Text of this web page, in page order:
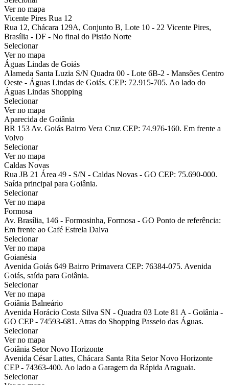
Ver no mapa
Vicente Pires Rua 12
Rua 12, Chácara 129A, Conjunto B, Lote 10 - 22 Vicente Pires,
Brasília - DF - No final do Pistão Norte
Selecionar
Ver no mapa
Águas Lindas de Goiás
Alameda Santa Luzia S/N Quadra 00 - Lote 6B-2 - Mansões Centro
Oeste - Águas Lindas de Goiás. CEP: 72.915-705. Ao lado do
Águas Lindas Shopping
Selecionar
Ver no mapa
Aparecida de Goiânia
BR 153 Av. Goiás Bairro Vera Cruz CEP: 74.976-160. Em frente a
Volvo
Selecionar
Ver no mapa
Caldas Novas
Rua JB 21 Área 49 - S/N - Caldas Novas - GO CEP: 75.690-000.
Saída principal para Goiânia.
Selecionar
Ver no mapa
Formosa
Av. Brasília, 146 - Formosinha, Formosa - GO Ponto de referência:
Em frente ao Café Estrela Dalva
Selecionar
Ver no mapa
Goianésia
Avenida Goiás 649 Bairro Primavera CEP: 76384-075. Avenida
Goiás, saída para Goiânia.
Selecionar
Ver no mapa
Goiânia Balneário
Avenida Horácio Costa Silva SN - Quadra 03 Lote 81 A - Goiânia -
GO CEP - 74593-681. Atras do Shopping Passeio das Águas.
Selecionar
Ver no mapa
Goiânia Setor Novo Horizonte
Avenida César Lattes, Chácara Santa Rita Setor Novo Horizonte
CEP - 74363-400. Ao lado a Garagem da Rápida Araguaia.
Selecionar